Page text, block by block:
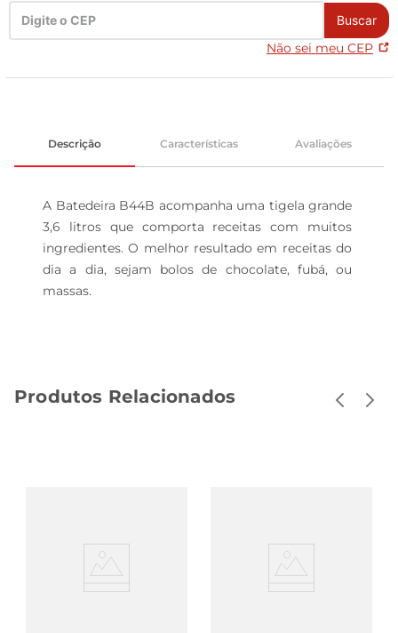
Buscar
Não sei meu CEP
Descrição Características Avaliações
A Batedeira B44B acompanha uma tigela grande
3,6 litros que comporta receitas com muitos
ingredientes. O melhor resultado em receitas do
dia a dia, sejam bolos de chocolate, fubá, ou
massas.
Produtos Relacionados